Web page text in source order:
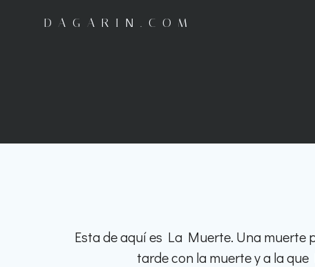
DAGARIN.COM
Esta de aquí es La Muerte. Una
tarde con la muerte y a la